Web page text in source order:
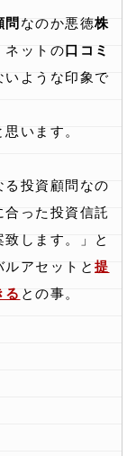
問 なのか悪徳株
ネットの口コミ
いような印象で
います。
る投資顧問なの
った投資信託
します。」と
アセットと 提
る との事。